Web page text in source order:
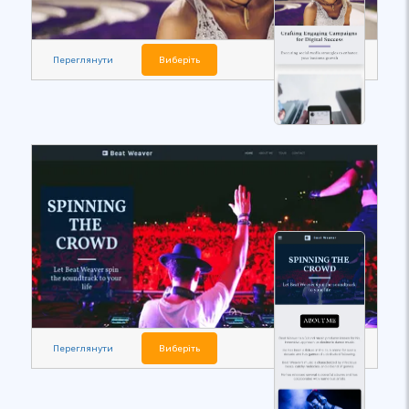
Переглянути Виберіть
Переглянути Виберіть